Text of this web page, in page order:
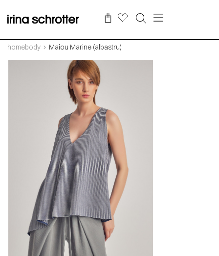
homebody Maiou Marine (albastru)